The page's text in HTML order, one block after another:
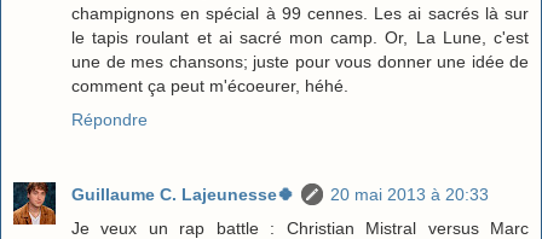
champignons en spécial à 99 cennes. Les ai sacrés là sur
le tapis roulant et ai sacré mon camp. Or, La Lune, c'est
une de mes chansons; juste pour vous donner une idée de
comment ça peut m'écoeurer, héhé.
Répondre
Guillaume C. Lajeunesse🍀
20 mai 2013 à 20:33
Je veux un rap battle : Christian Mistral versus Marc